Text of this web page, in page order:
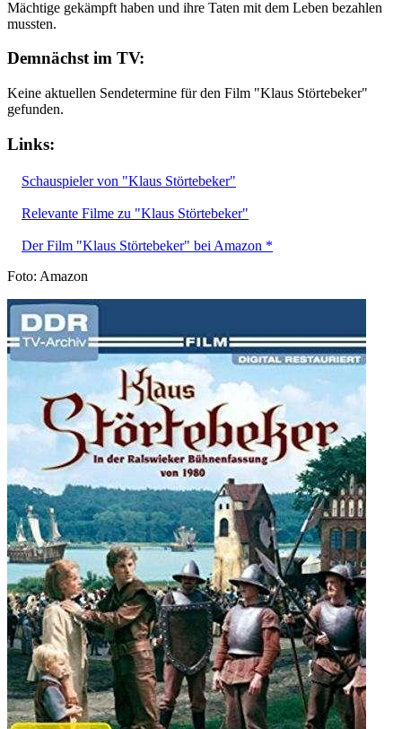
Mächtige gekämpft haben und ihre Taten mit dem Leben bezahlen
mussten.
Demnächst im TV:
Keine aktuellen Sendetermine für den Film "Klaus Störtebeker"
gefunden.
Links:
Schauspieler von "Klaus Störtebeker"
Relevante Filme zu "Klaus Störtebeker"
Der Film "Klaus Störtebeker" bei Amazon *
Foto: Amazon